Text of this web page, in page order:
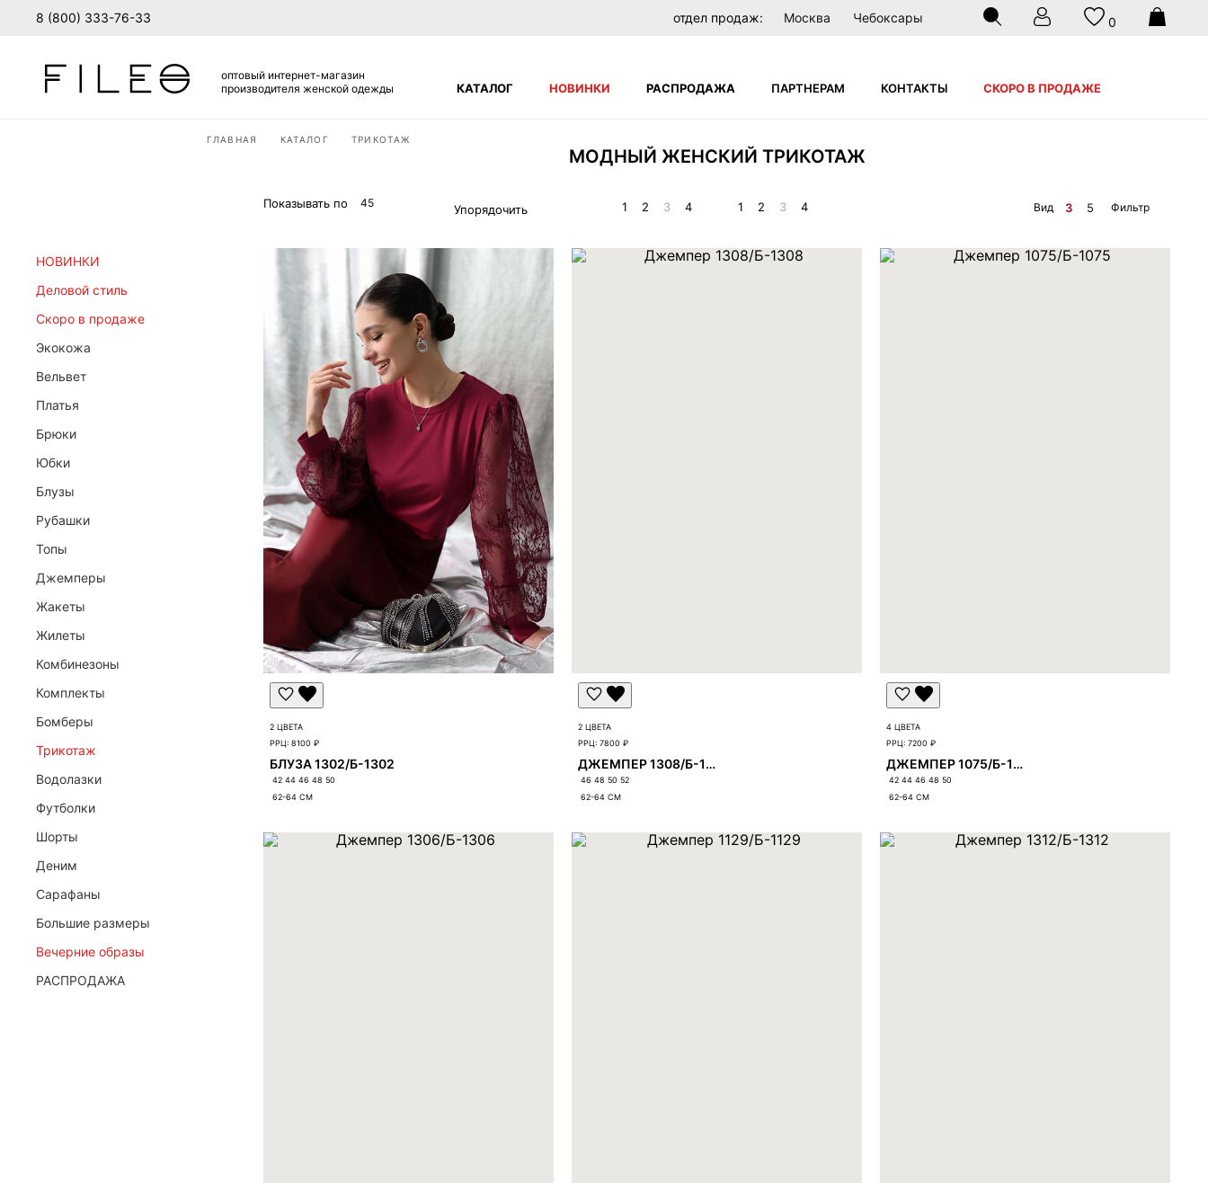
8 (800) 333-76-33 отдел продаж: Москва Чебоксары 0
оптовый интернет-магазин
производителя женской одежды
КАТАЛОГ НОВИНКИ РАСПРОДАЖА ПАРТНЕРАМ КОНТАКТЫ СКОРО В ПРОДАЖЕ
Поиск по сайту
Для действующих оптовых покупателей
ВОЙТИ ЗАБЫЛИ ПАРОЛЬ?
ЗАЯВКА НА ОПТОВЫЙ ДОСТУП
Заполните данные компании. Менеджер проверит заявку и свяжется с вами.
ОТПРАВИТЬ ЗАЯВКУ
ГЛАВНАЯ КАТАЛОГ ТРИКОТАЖ
МОДНЫЙ ЖЕНСКИЙ ТРИКОТАЖ
Показывать по 45 Упорядочить 1 2 3 4 1 2 3 4 Вид Фильтр
НОВИНКИ
Деловой стиль
Скоро в продаже
Экокожа
Вельвет
Платья
Брюки
Юбки
Блузы
Рубашки
Топы
Джемперы
Жакеты
Жилеты
Комбинезоны
Комплекты
Бомберы
Трикотаж
Водолазки
Футболки
Шорты
Деним
Сарафаны
Большие размеры
Вечерние образы
РАСПРОДАЖА
2 ЦВЕТА
РРЦ:8100 ₽
БЛУЗА 1302/Б-1302
42 44 46 48 50
62-64СМ
2 ЦВЕТА
РРЦ:7800 ₽
ДЖЕМПЕР 1308/Б-1308
46 48 50 52
62-64СМ
4 ЦВЕТА
РРЦ:7200 ₽
ДЖЕМПЕР 1075/Б-1075
42 44 46 48 50
62-64СМ